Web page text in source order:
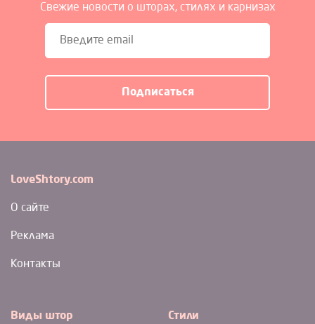
Свежие новости о шторах, стилях и карнизах
LoveShtory.com
О сайте
Реклама
Контакты
Виды штор Стили